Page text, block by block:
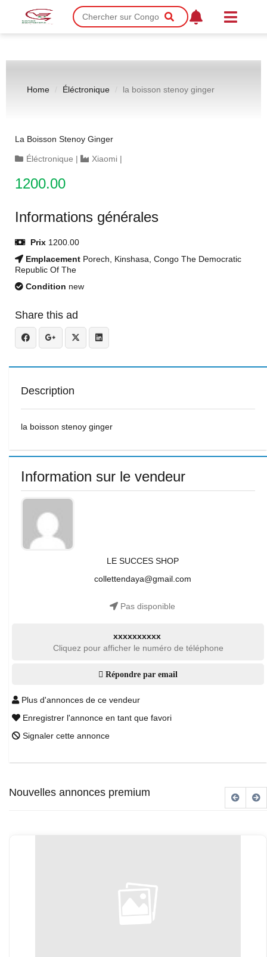
Home Éléctronique la boisson stenoy ginger
La Boisson Stenoy Ginger
Éléctronique | Xiaomi |
1200.00
Informations générales
Prix 1200.00
Emplacement Porech, Kinshasa, Congo The Democratic
Republic Of The
Condition new
Share this ad
Description
la boisson stenoy ginger
Information sur le vendeur
LE SUCCES SHOP
collettendaya@gmail.com
Pas disponible
xxxxxxxxxx
Cliquez pour afficher le numéro de téléphone
Répondre par email
Plus d'annonces de ce vendeur
Enregistrer l'annonce en tant que favori
Signaler cette annonce
Nouvelles annonces premium